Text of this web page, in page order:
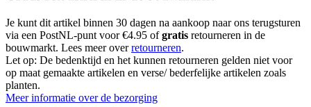
Je kunt dit artikel binnen 30 dagen na aankoop naar ons terugsturen
via een PostNL-punt voor €4.95 ofgratis retourneren in de
bouwmarkt. Lees meer overretourneren.
Let op: De bedenktijd en het kunnen retourneren gelden niet voor
op maat gemaakte artikelen en verse/ bederfelijke artikelen zoals
planten.
Meer informatie over de bezorging